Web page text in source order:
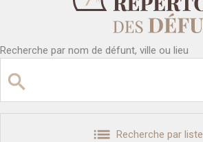
Recherche par nom de défunt, ville ou lieu
Recherche par liste